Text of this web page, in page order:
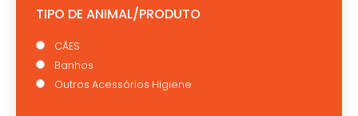
TIPO DE ANIMAL/PRODUTO
CÃES
Banhos
Outros Acessórios Higiene